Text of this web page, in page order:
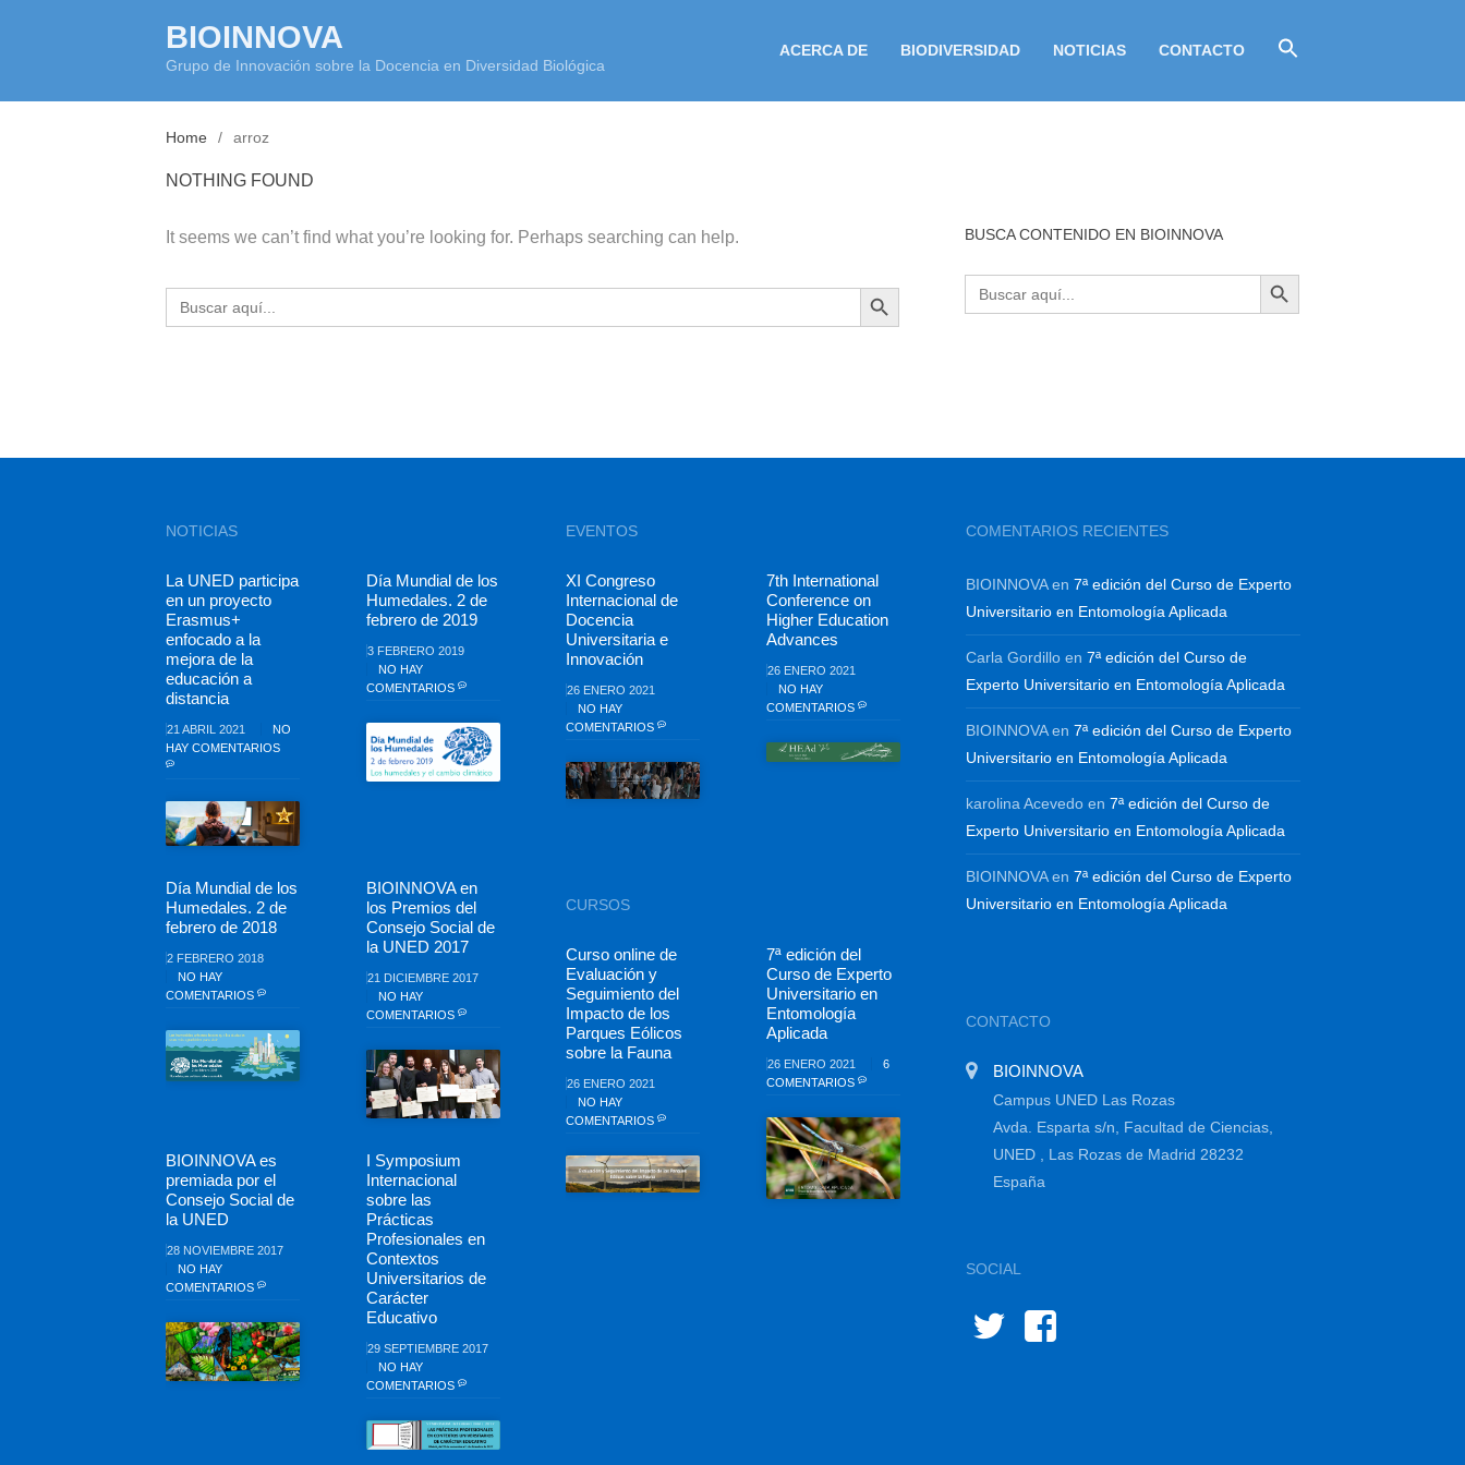
BIOINNOVA
Grupo de Innovación sobre la Docencia en Diversidad Biológica
ACERCA DE BIODIVERSIDAD NOTICIAS CONTACTO
Home arroz
NOTHING FOUND
It seems we can’t find what you’re looking for. Perhaps searching can help.
Buscar: BOTÓN DE BÚSQUEDA
BUSCA CONTENIDO EN BIOINNOVA
Buscar: BOTÓN DE BÚSQUEDA
NOTICIAS
La UNED participa
en un proyecto
Erasmus+
enfocado a la
mejora de la
educación a
distancia
21 ABRIL 2021
NO
HAY COMENTARIOS
Día Mundial de los
Humedales. 2 de
febrero de 2019
3 FEBRERO 2019
NO HAY
COMENTARIOS
Día Mundial de los
Humedales. 2 de
febrero de 2018
2 FEBRERO 2018
NO HAY
COMENTARIOS
BIOINNOVA en
los Premios del
Consejo Social de
la UNED 2017
21 DICIEMBRE 2017
NO HAY
COMENTARIOS
BIOINNOVA es
premiada por el
Consejo Social de
la UNED
28 NOVIEMBRE 2017
NO HAY
COMENTARIOS
I Symposium
Internacional
sobre las
Prácticas
Profesionales en
Contextos
Universitarios de
Carácter
Educativo
29 SEPTIEMBRE 2017
NO HAY
COMENTARIOS
EVENTOS
XI Congreso
Internacional de
Docencia
Universitaria e
Innovación
26 ENERO 2021
NO HAY
COMENTARIOS
7th International
Conference on
Higher Education
Advances
26 ENERO 2021
NO HAY
COMENTARIOS
CURSOS
Curso online de
Evaluación y
Seguimiento del
Impacto de los
Parques Eólicos
sobre la Fauna
26 ENERO 2021
NO HAY
COMENTARIOS
7ª edición del
Curso de Experto
Universitario en
Entomología
Aplicada
26 ENERO 2021
6
COMENTARIOS
COMENTARIOS RECIENTES
BIOINNOVAen7ª edición del Curso de Experto
Universitario en Entomología Aplicada
Carla Gordillo en7ª edición del Curso de
Experto Universitario en Entomología Aplicada
BIOINNOVAen7ª edición del Curso de Experto
Universitario en Entomología Aplicada
karolina Acevedo en7ª edición del Curso de
Experto Universitario en Entomología Aplicada
BIOINNOVAen7ª edición del Curso de Experto
Universitario en Entomología Aplicada
CONTACTO
BIOINNOVA
Campus UNED Las Rozas
Avda. Esparta s/n, Facultad de Ciencias,
UNED , Las Rozas de Madrid 28232
España
SOCIAL